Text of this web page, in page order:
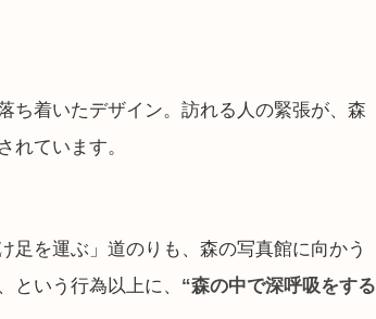
ち着いたデザイン。訪れる人の緊張が、森
れています。
足を運ぶ」道のりも、森の写真館に向かう
という行為以上に、 “森の中で深呼吸をする